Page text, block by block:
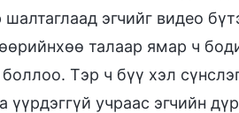
эгчийг видео
талаар ямар ч
Тэр ч бүү хэл
учраас эгчийн